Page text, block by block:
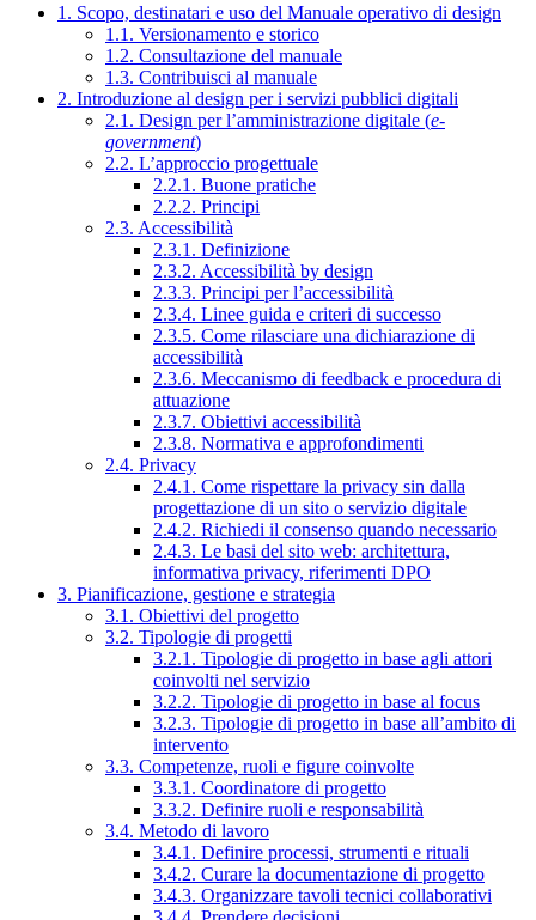
1. Scopo, destinatari e uso del Manuale operativo di design
1.1. Versionamento e storico
1.2. Consultazione del manuale
1.3. Contribuisci al manuale
2. Introduzione al design per i servizi pubblici digitali
2.1. Design per l’amministrazione digitale (e-
government)
2.2. L’approccio progettuale
2.2.1. Buone pratiche
2.2.2. Principi
2.3. Accessibilità
2.3.1. Definizione
2.3.2. Accessibilità by design
2.3.3. Principi per l’accessibilità
2.3.4. Linee guida e criteri di successo
2.3.5. Come rilasciare una dichiarazione di
accessibilità
2.3.6. Meccanismo di feedback e procedura di
attuazione
2.3.7. Obiettivi accessibilità
2.3.8. Normativa e approfondimenti
2.4. Privacy
2.4.1. Come rispettare la privacy sin dalla
progettazione di un sito o servizio digitale
2.4.2. Richiedi il consenso quando necessario
2.4.3. Le basi del sito web: architettura,
informativa privacy, riferimenti DPO
3. Pianificazione, gestione e strategia
3.1. Obiettivi del progetto
3.2. Tipologie di progetti
3.2.1. Tipologie di progetto in base agli attori
coinvolti nel servizio
3.2.2. Tipologie di progetto in base al focus
3.2.3. Tipologie di progetto in base all’ambito di
intervento
3.3. Competenze, ruoli e figure coinvolte
3.3.1. Coordinatore di progetto
3.3.2. Definire ruoli e responsabilità
3.4. Metodo di lavoro
3.4.1. Definire processi, strumenti e rituali
3.4.2. Curare la documentazione di progetto
3.4.3. Organizzare tavoli tecnici collaborativi